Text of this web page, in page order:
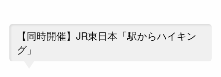
【同時開催】JR東日本「駅からハイキン
グ」